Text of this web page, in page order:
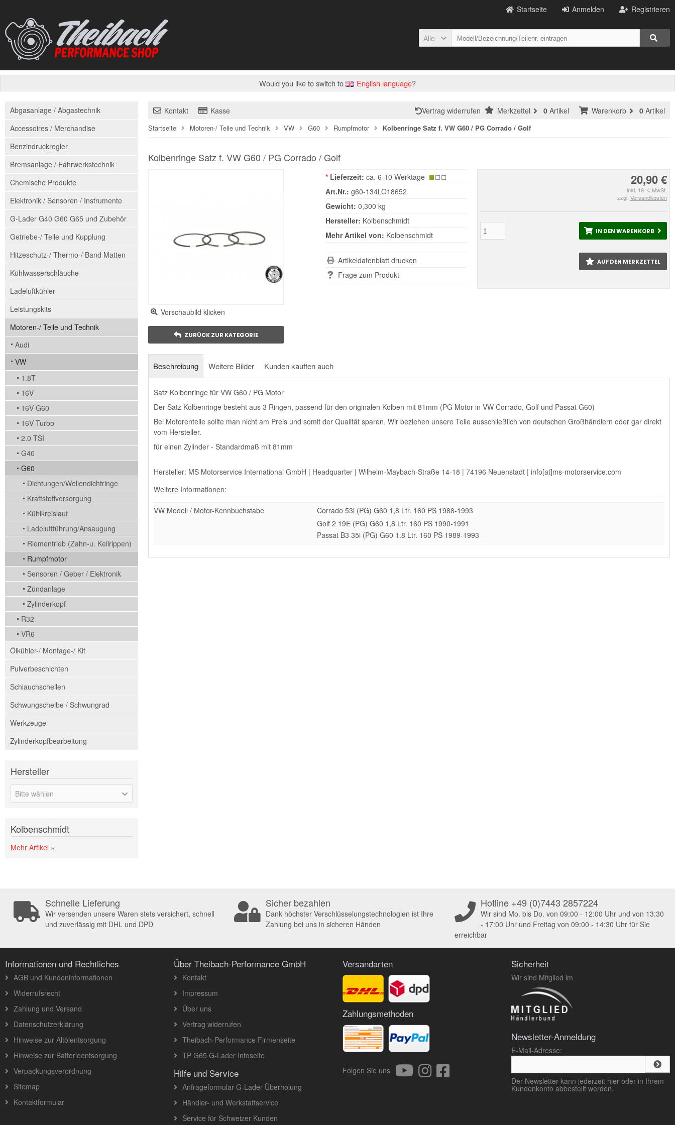
Registrieren
Anmelden
Startseite
Alle
Would you like to switch to English language?
Kontakt Kasse Warenkorb 0 Artikel
Vertrag widerrufen Merkzettel 0 Artikel
Startseite Motoren-/ Teile und Technik VW G60 Rumpfmotor Kolbenringe Satz f. VW G60 / PG Corrado / Golf
Kolbenringe Satz f. VW G60 / PG Corrado / Golf
Vorschaubild klicken
ZURÜCK ZUR KATEGORIE
20,90 €
inkl. 19 % MwSt.
zzgl. Versandkosten
IN DEN WARENKORB
AUF DEN MERKZETTEL
* Lieferzeit: ca. 6-10 Werktage
Art.Nr.: g60-134LO18652
Gewicht: 0,300 kg
Hersteller: Kolbenschmidt
Mehr Artikel von: Kolbenschmidt
Artikeldatenblatt drucken
Frage zum Produkt
Beschreibung Weitere Bilder Kunden kauften auch
Satz Kolbenringe für VW G60 / PG Motor
Der Satz Kolbenringe besteht aus 3 Ringen, passend für den originalen Kolben mit 81mm (PG Motor in VW Corrado, Golf und Passat G60)
Bei Motorenteile sollte man nicht am Preis und somit der Qualität sparen. Wir beziehen unsere Teile ausschließlich von deutschen Großhändlern oder gar direkt
vom Hersteller.
für einen Zylinder - Standardmaß mit 81mm
Hersteller: MS Motorservice International GmbH | Headquarter | Wilhelm-Maybach-Straße 14-18 | 74196 Neuenstadt | info[at]ms-motorservice.com
Weitere Informationen:
VW Modell / Motor-Kennbuchstabe
Corrado 53i (PG) G60 1,8 Ltr. 160 PS 1988-1993
Golf 2 19E (PG) G60 1,8 Ltr. 160 PS 1990-1991
Passat B3 35i (PG) G60 1.8 Ltr. 160 PS 1989-1993
Abgasanlage / Abgastechnik
Accessoires / Merchandise
Benzindruckregler
Bremsanlage / Fahrwerkstechnik
Chemische Produkte
Elektronik / Sensoren / Instrumente
G-Lader G40 G60 G65 und Zubehör
Getriebe-/ Teile und Kupplung
Hitzeschutz-/ Thermo-/ Band Matten
Kühlwasserschläuche
Ladeluftkühler
Leistungskits
Motoren-/ Teile und Technik
Audi
VW
1.8T
16V
16V G60
16V Turbo
2.0 TSI
G40
G60
Dichtungen/Wellendichtringe
Kraftstoffversorgung
Kühlkreislauf
Ladeluftführung/Ansaugung
Riementrieb (Zahn-u. Keilrippen)
Rumpfmotor
Sensoren / Geber / Elektronik
Zündanlage
Zylinderkopf
R32
VR6
Ölkühler-/ Montage-/ Kit
Pulverbeschichten
Schlauchschellen
Schwungscheibe / Schwungrad
Werkzeuge
Zylinderkopfbearbeitung
Hersteller
Bitte wählen
Kolbenschmidt
Mehr Artikel »
Schnelle Lieferung
Wir versenden unsere Waren stets versichert, schnell
und zuverlässig mit DHL und DPD
Sicher bezahlen
Dank höchster Verschlüsselungstechnologien ist Ihre
Zahlung bei uns in sicheren Händen
Hotline +49 (0)7443 2857224
Wir sind Mo. bis Do. von 09:00 - 12:00 Uhr und von 13:30
- 17:00 Uhr und Freitag von 09:00 - 14:30 Uhr für Sie
erreichbar
Informationen und Rechtliches
AGB und Kundeninformationen
Widerrufsrecht
Zahlung und Versand
Datenschutzerklärung
Hinweise zur Altölentsorgung
Hinweise zur Batterieentsorgung
Verpackungsverordnung
Sitemap
Kontaktformular
Über Theibach-Performance GmbH
Kontakt
Impressum
Über uns
Vertrag widerrufen
Theibach-Performance Firmenseite
TP G65 G-Lader Infoseite
Hilfe und Service
Anfrageformular G-Lader Überholung
Händler- und Werkstattservice
Service für Schweizer Kunden
Versandarten
Zahlungsmethoden
Folgen Sie uns
Sicherheit
Wir sind Mitglied im
Newsletter-Anmeldung
E-Mail-Adresse:
Der Newsletter kann jederzeit hier oder in Ihrem
Kundenkonto abbestellt werden.